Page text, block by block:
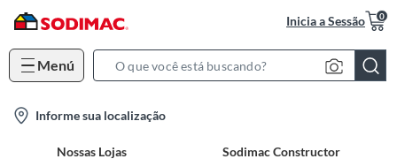
Inicia a Sessão 0
Menú
S
Informe sua localização
Nossas Lojas Sodimac Constructor